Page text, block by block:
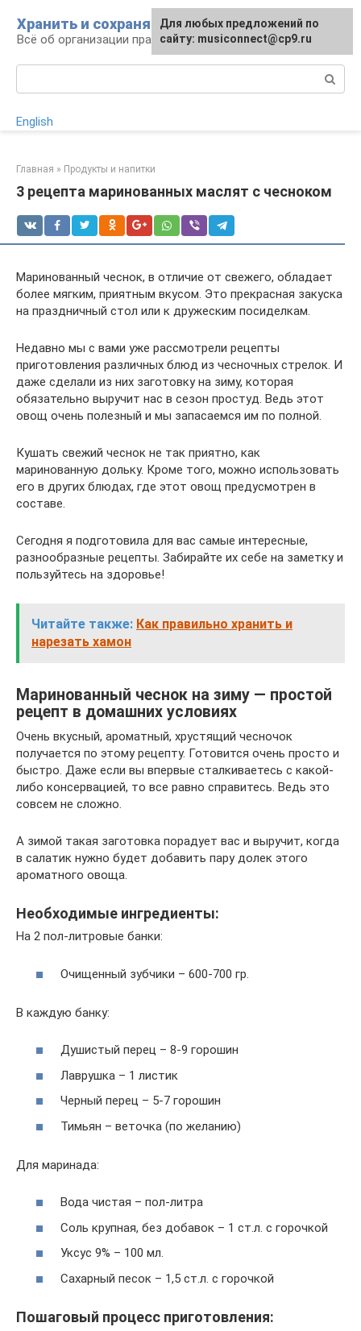
контенту
Хранить и сохранять
Всё об организации правильного хранения
English
Главная » Продукты и напитки
3 рецепта маринованных маслят с чесноком
Маринованный чеснок, в отличие от свежего, обладает
более мягким, приятным вкусом. Это прекрасная закуска
на праздничный стол или к дружеским посиделкам.
Недавно мы с вами уже рассмотрели рецепты
приготовления различных блюд из чесночных стрелок. И
даже сделали из них заготовку на зиму, которая
обязательно выручит нас в сезон простуд. Ведь этот
овощ очень полезный и мы запасаемся им по полной.
Кушать свежий чеснок не так приятно, как
маринованную дольку. Кроме того, можно использовать
его в других блюдах, где этот овощ предусмотрен в
составе.
Сегодня я подготовила для вас самые интересные,
разнообразные рецепты. Забирайте их себе на заметку и
пользуйтесь на здоровье!
Читайте также: Как правильно хранить и
нарезать хамон
Маринованный чеснок на зиму — простой
рецепт в домашних условиях
Очень вкусный, ароматный, хрустящий чесночок
получается по этому рецепту. Готовится очень просто и
быстро. Даже если вы впервые сталкиваетесь с какой-
либо консервацией, то все равно справитесь. Ведь это
совсем не сложно.
А зимой такая заготовка порадует вас и выручит, когда
в салатик нужно будет добавить пару долек этого
ароматного овоща.
Необходимые ингредиенты:
На 2 пол-литровые банки:
Очищенный зубчики – 600-700 гр.
В каждую банку:
Душистый перец – 8-9 горошин
Лаврушка – 1 листик
Черный перец – 5-7 горошин
Тимьян – веточка (по желанию)
Для маринада:
Вода чистая – пол-литра
Соль крупная, без добавок – 1 ст.л. с горочкой
Уксус 9% – 100 мл.
Сахарный песок – 1,5 ст.л. с горочкой
Пошаговый процесс приготовления:
Для любых предложений по
сайту: musiconnect@cp9.ru